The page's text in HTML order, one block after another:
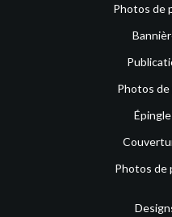
Photos de
Photos
Photos de